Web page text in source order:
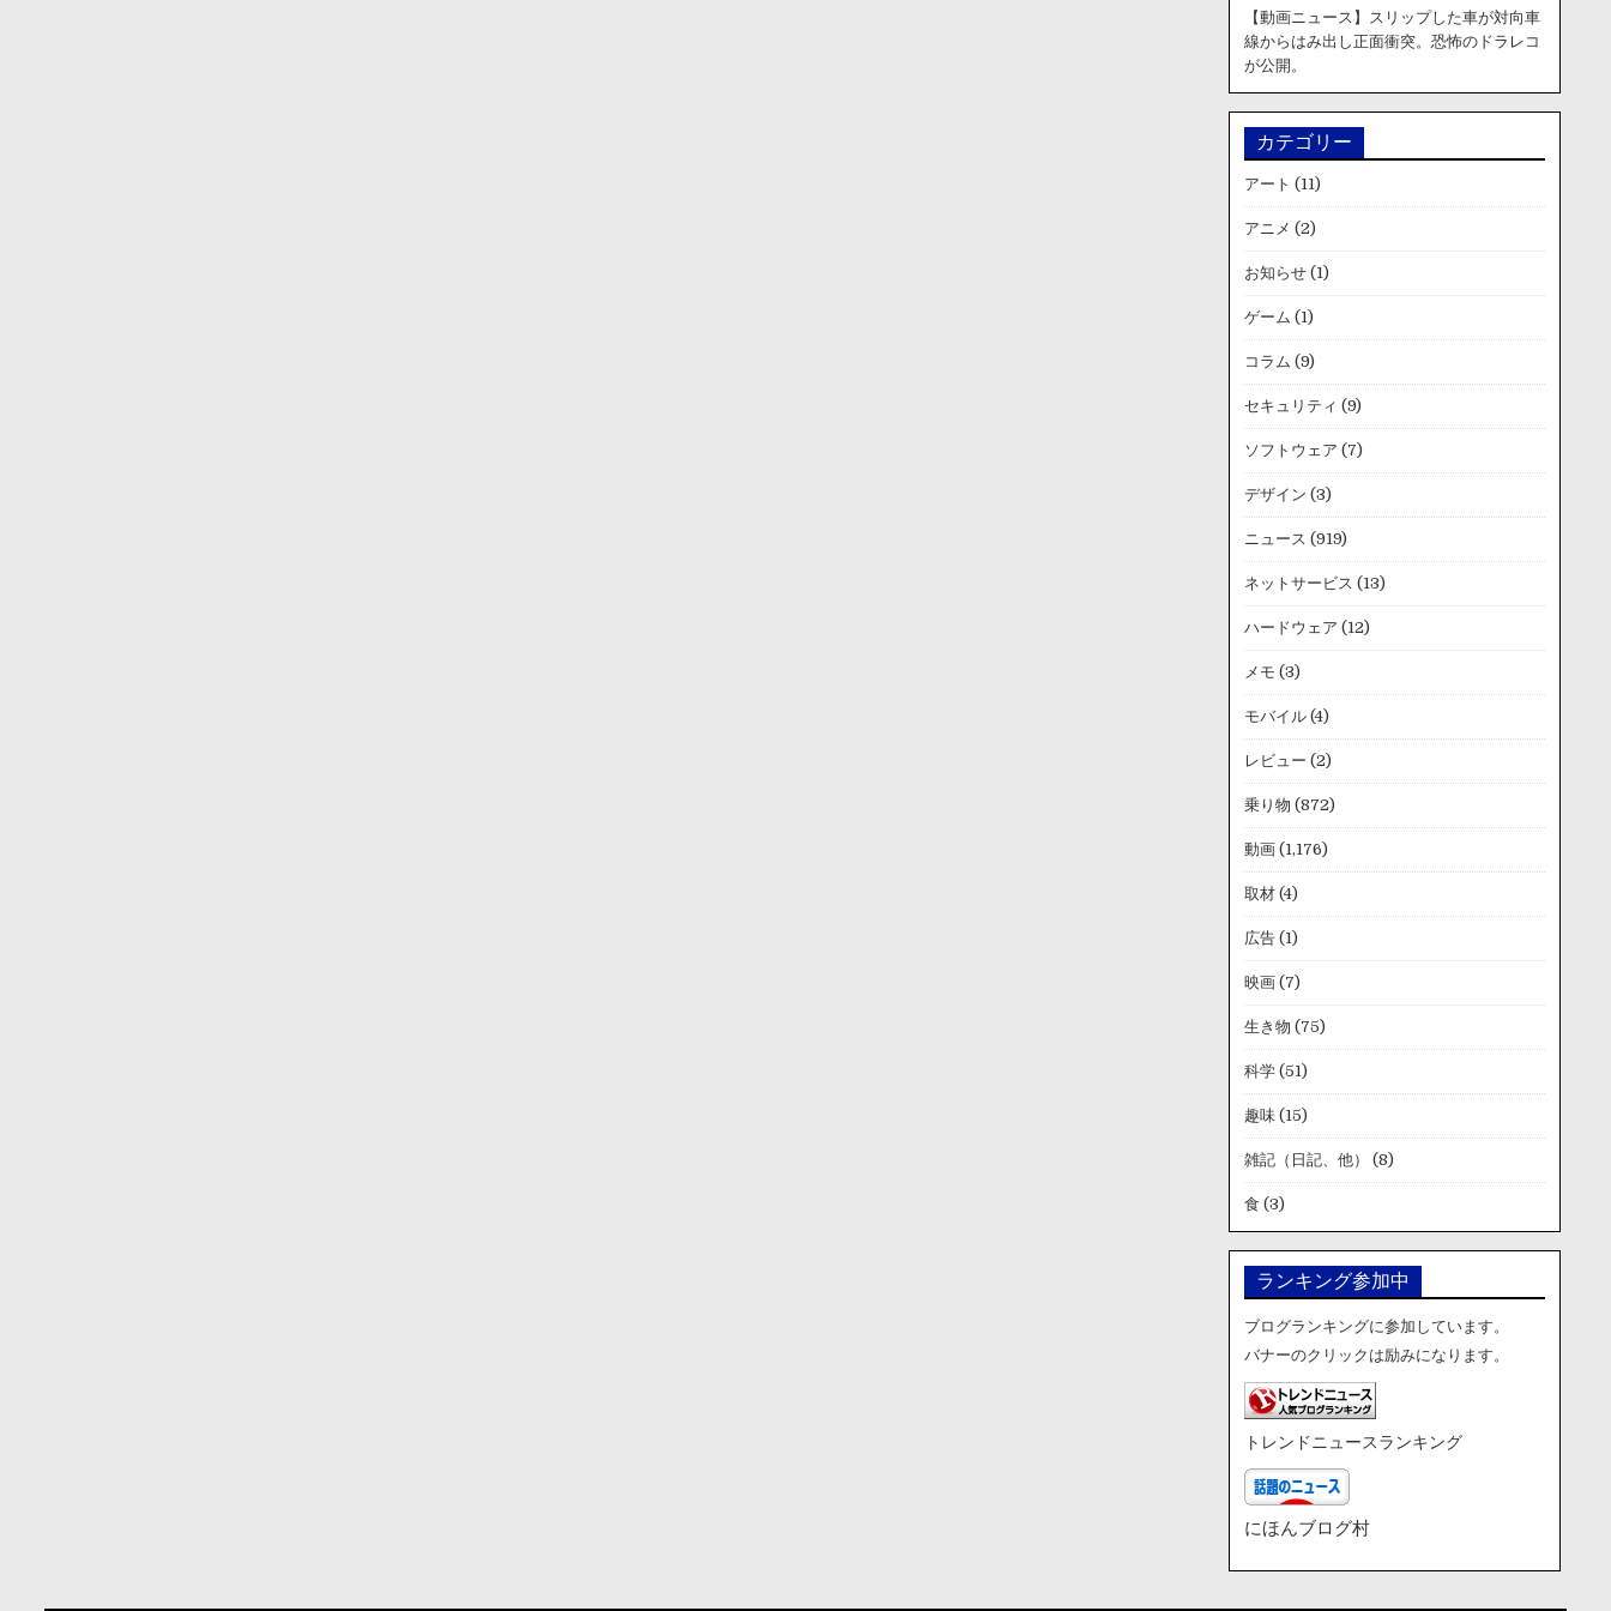
【動画ニュース】スリップした車が対向車
線からはみ出し正面衝突。恐怖のドラレコ
が公開。
カテゴリー
アート (11)
アニメ (2)
お知らせ(1)
ゲーム (1)
コラム (9)
セキュリティ (9)
ソフトウェア (7)
デザイン (3)
ニュース (919)
ネットサービス (13)
ハードウェア (12)
メモ (3)
モバイル(4)
レビュー (2)
乗り物 (872)
動画(1,176)
取材(4)
広告(1)
映画(7)
生き物 (75)
科学(51)
趣味(15)
雑記（日記、他） (8)
食 (3)
ランキング参加中
ブログランキングに参加しています。
バナーのクリックは励みになります。
トレンドニュースランキング
にほんブログ村